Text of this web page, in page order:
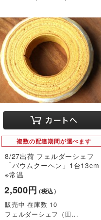
複数の配達期間が選べます
8/27出荷 フェルダーシェフ
「バウムクーヘン」1台13cm
※常温
2,500円（税込）
販売中 在庫数 10
フェルダーシェフ（田...